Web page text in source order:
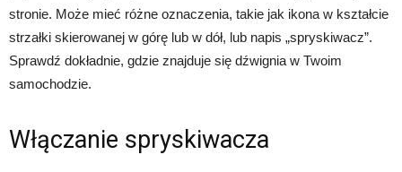
stronie. Może mieć różne oznaczenia, takie jak ikona w kształcie
strzałki skierowanej w górę lub w dół, lub napis „spryskiwacz”.
Sprawdź dokładnie, gdzie znajduje się dźwignia w Twoim
samochodzie.
Włączanie spryskiwacza